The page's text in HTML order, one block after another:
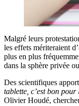
Malgré leurs
les effets mériteraient
plus en plus
dans la sphère privée
Des scientifiques
tablette, c’est bon pour
Olivier Houdé,